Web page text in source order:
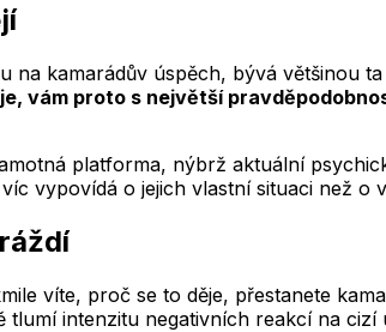
na kamarádův úspěch, bývá většinou
vám proto s největší
platforma, nýbrž aktuální
vypovídá o jejich vlastní situaci než o
víte, proč se to děje, přestanete
intenzitu negativních reakcí na cizí